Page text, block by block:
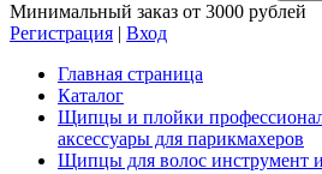
Минимальный заказ от 3000 рублей
Регистрация | Вход
Главная страница
Каталог
Щипцы и плойки
аксессуары для парикмахеров
Щипцы для волос инструмент и